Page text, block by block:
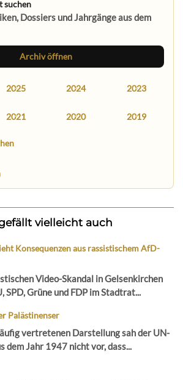
suchen
Dossiers und Jahrgänge aus dem
Archiv öffnen
2025 2024 2023
2021 2020 2019
vielleicht auch
Konsequenzen aus rassistischem AfD-
Video-Skandal in Gelsenkirchen
SPD, Grüne und FDP im Stadtrat...
Palästinenser
vertretenen Darstellung sah der UN-
dem Jahr 1947 nicht vor, dass...